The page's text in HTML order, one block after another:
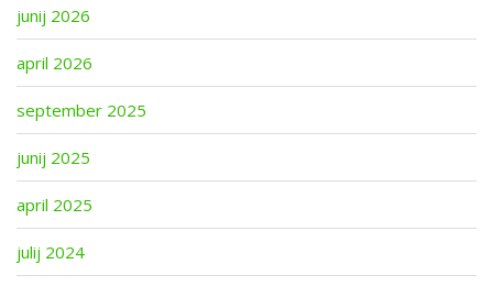
n
a
v
i
g
a
t
i
o
n
junij 2026
april 2026
september 2025
junij 2025
april 2025
julij 2024